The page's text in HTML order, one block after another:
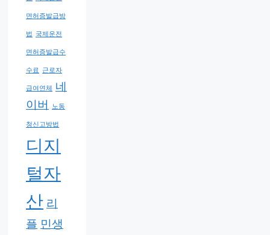
면허증발급방
법 국제운전
면허증발급수
수료 근로자
급여연체
네
이버
노동
청신고방법
디지
털자
산 리
플 민생